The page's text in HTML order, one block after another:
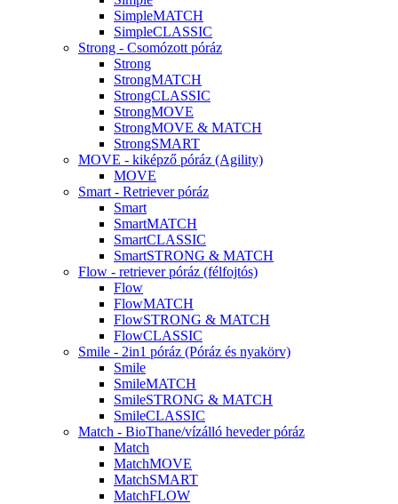
SimpleMATCH
SimpleCLASSIC
Strong - Csomózott póráz
Strong
StrongMATCH
StrongCLASSIC
StrongMOVE
StrongMOVE & MATCH
StrongSMART
MOVE - kiképző póráz (Agility)
MOVE
Smart - Retriever póráz
Smart
SmartMATCH
SmartCLASSIC
SmartSTRONG & MATCH
Flow - retriever póráz (félfojtós)
Flow
FlowMATCH
FlowSTRONG & MATCH
FlowCLASSIC
Smile - 2in1 póráz (Póráz és nyakörv)
Smile
SmileMATCH
SmileSTRONG & MATCH
SmileCLASSIC
Match - BioThane/vízálló heveder póráz
Match
MatchMOVE
MatchSMART
MatchFLOW